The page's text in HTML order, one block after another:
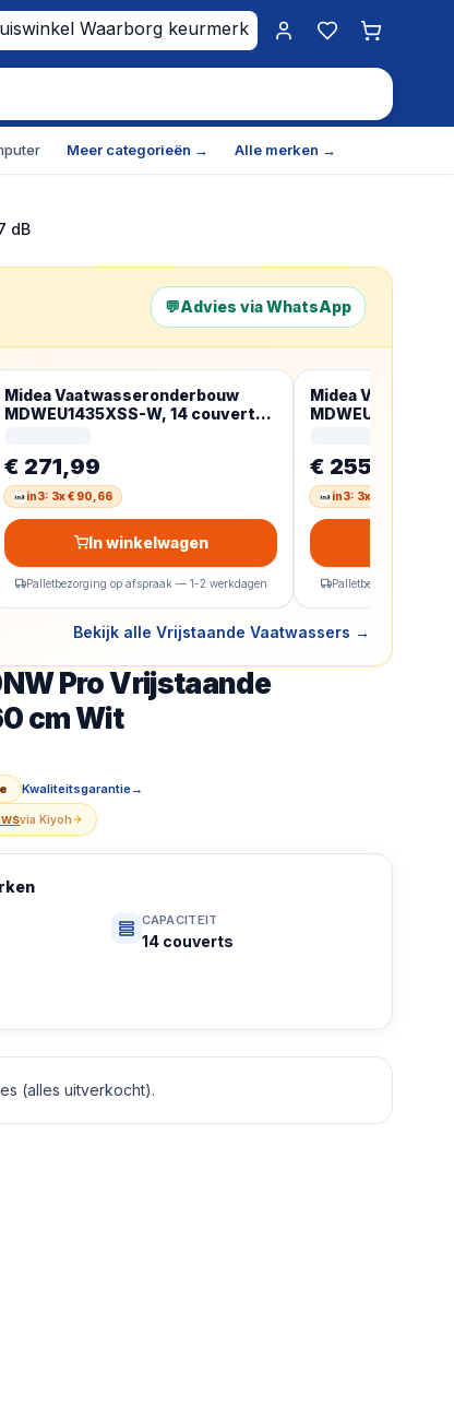
Mijn account
Favorieten
Meer categorieën → Alle merken →
dB
💬Advies via WhatsApp
Midea Vaatwasseronderbouw
MDWEU1435XSS-W, 14 couverts,
€ 271,99
in3: 3x € 90,66
In winkelwagen
Palletbezorging op afspraak — 1-2 werkdagen
Midea
€ 255,98
in3: 3x € 85,33
Palletbezorging op
Bekijk alle Vrijstaande Vaatwassers →
Vaatwasser 60 cm Wit – 14 Couverts, wifi,
Pro Vrijstaande
cm Wit
Kwaliteitsgarantie→
viaKiyoh
CAPACITEIT
14 couverts
(alles uitverkocht).